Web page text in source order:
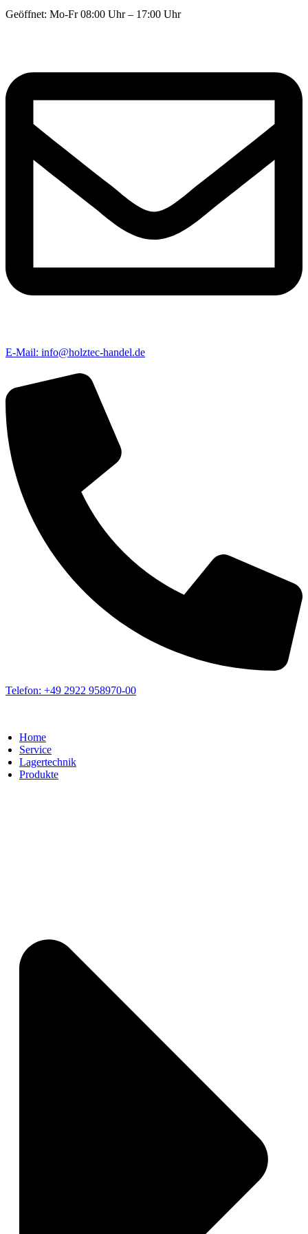
Geöffnet: Mo-Fr 08:00 Uhr – 17:00 Uhr
E-Mail: info@holztec-handel.de
Telefon: +49 2922 958970-00
Home
Service
Lagertechnik
Produkte